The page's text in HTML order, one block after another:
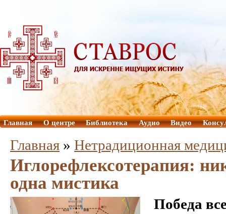
Главная О центре Библиотека Аудио Видео
Главная » Нетрадиционная
Иглорефлексотерапия:
одна мистика
Победа